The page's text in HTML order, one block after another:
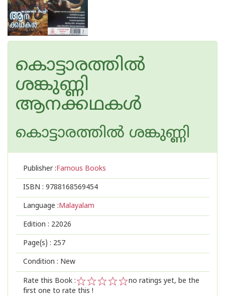
കൊട്ടാരത്തിൽ
ശങ്കുണ്ണി
ആനക്കഥകൾ
കൊട്ടാരത്തില്‍ ശങ്കുണ്ണി
Publisher :Famous Books
ISBN : 9788168569454
Language :Malayalam
Edition : 22026
Page(s) : 257
Condition : New
Rate this Book :
2
1
no ratings yet, be the
first one to rate this !